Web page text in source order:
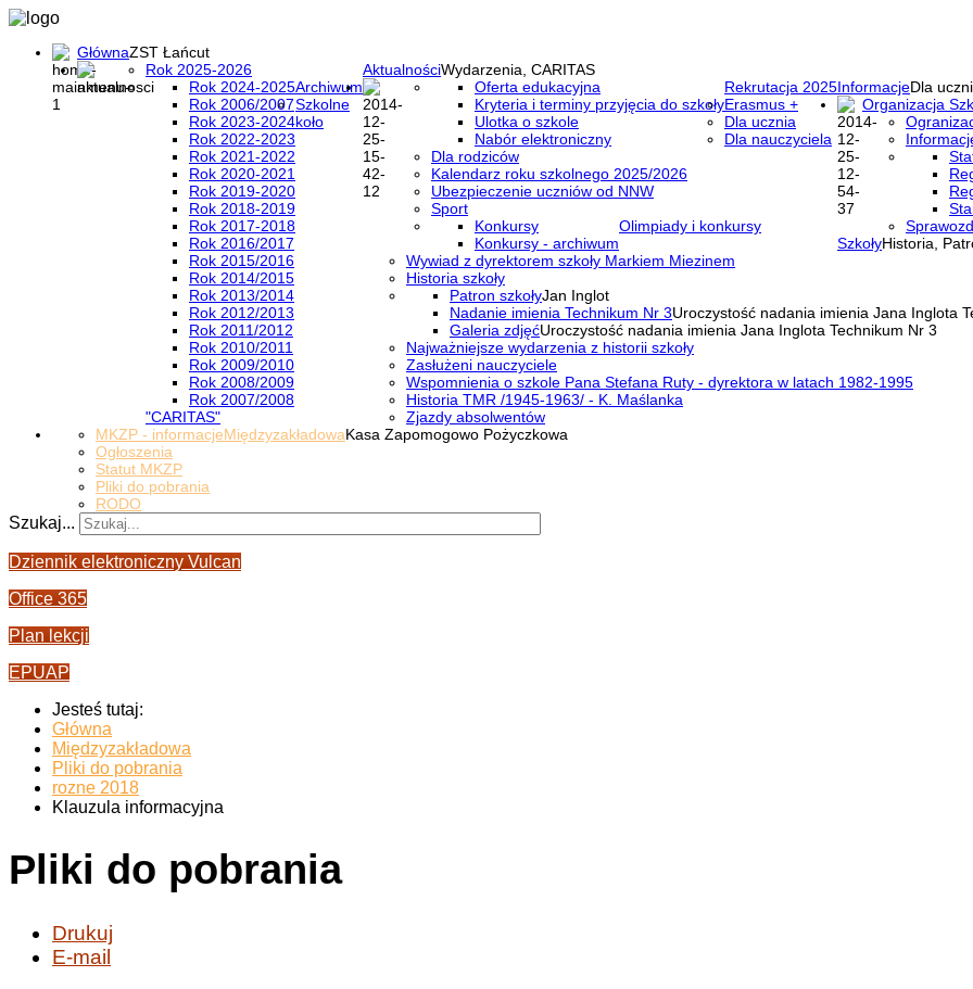
GłównaZST Łańcut
AktualnościWydarzenia, CARITAS
Rok 2025-2026
Archiwum
Rok 2024-2025
Rok 2006/2007
Rok 2023-2024
Rok 2022-2023
Rok 2021-2022
Rok 2020-2021
Rok 2019-2020
Rok 2018-2019
Rok 2017-2018
Rok 2016/2017
Rok 2015/2016
Rok 2014/2015
Rok 2013/2014
Rok 2012/2013
Rok 2011/2012
Rok 2010/2011
Rok 2009/2010
Rok 2008/2009
Rok 2007/2008
Szkolne
koło
"CARITAS"
InformacjeDla
Rekrutacja 2025
Oferta edukacyjna
Kryteria i terminy przyjęcia do szkoły
Ulotka o szkole
Nabór elektroniczny
Erasmus +
Dla ucznia
Dla nauczyciela
Dla rodziców
Kalendarz roku szkolnego 2025/2026
Ubezpieczenie uczniów od NNW
Sport
Olimpiady i konkursy
Konkursy
Konkursy - archiwum
Organizacja
SzkołyHistoria,
Wywiad z dyrektorem szkoły Markiem Miezinem
Historia szkoły
Patron szkołyJan Inglot
Nadanie imienia Technikum Nr 3Uroczystość nadania imienia Jana Inglota
Galeria zdjęćUroczystość nadania imienia Jana Inglota Technikum Nr 3
Najważniejsze wydarzenia z historii szkoły
Zasłużeni nauczyciele
Wspomnienia o szkole Pana Stefana Ruty - dyrektora w latach 1982-1995
Historia TMR /1945-1963/ - K. Maślanka
Zjazdy absolwentów
MiędzyzakładowaKasa Zapomogowo Pożyczkowa
MKZP - informacje
Ogłoszenia
Statut MKZP
Pliki do pobrania
RODO
Szukaj...
Dziennik elektroniczny Vulcan
Office 365
Plan lekcji
EPUAP
Jesteś tutaj:
Główna
Międzyzakładowa
Pliki do pobrania
rozne 2018
Klauzula informacyjna
Pliki do pobrania
Drukuj
E-mail